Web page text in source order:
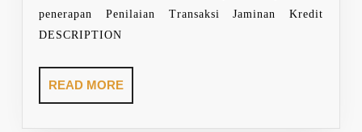
penerapan Penilaian Transaksi Jaminan Kredit
DESCRIPTION
READ MOREREAD
MORE